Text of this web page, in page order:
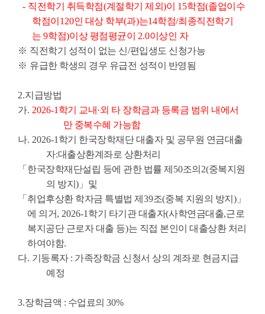
- 직전학기 취득학점(계절학기 제외)이 15학점(졸업이수
학점이 120인 대상 학부(과)는14학점/최종직전학기
는 9학점)이상 평점평균이 2.0이상인 자
※ 직전학기 성적이 없는 신/편입생도 신청가능
※ 유급한 학생의 경우 유급전 성적이 반영됨
2.지급방법
가. 2026-1 학기 교내·외 타 장학금과 등록금 범위 내에서
만 중복수혜 가능함
나. 2026-1 학기 한국장학재단 대출자 및 공무원 연금대출
자:대출상환계좌로 상환처리
「 한국장학재단설립 등에 관한 법률 제 50조의 2(중복지원
의 방지 ) 」 및
「 취업후상환 학자금 특별법 제 39조(중복 지원의 방지 )」
에 의거, 2026-1 학기 타기관 대출자(사학연금대출,근로
복지공단 근로자 대출 등)는 직접 본인이 대출상환 처리
하여야함.
다. 기등록자 : 가족장학금 신청서 상의 계좌로 현금지급
예정
3.장학금액 : 수업료의 30%